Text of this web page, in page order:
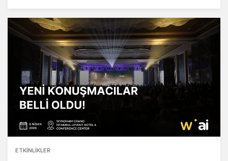
ETKINLIKLER